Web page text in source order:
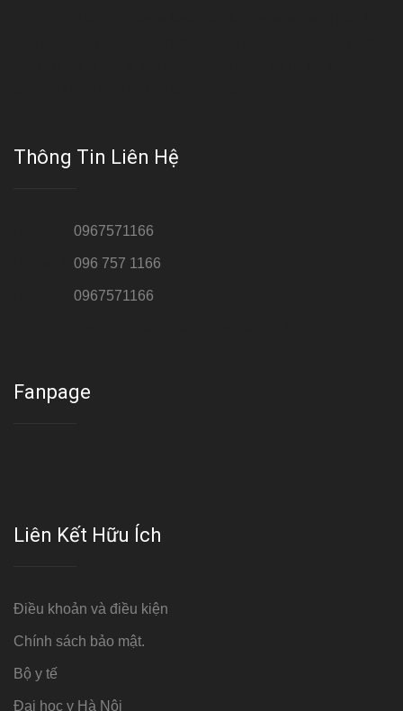
Thông Tin Liên Hệ
0967571166
096 757 1166
0967571166
Fanpage
Liên Kết Hữu Ích
Điều khoản và điều kiện
Chính sách bảo mật.
Bộ y tế
Đại học y Hà Nội